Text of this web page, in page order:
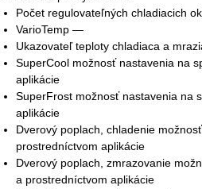
Počet regulovateľných chladiacich
VarioTemp —
Ukazovateľ teploty chladiaca a
SuperCool možnosť nastavenia na
aplikácie
SuperFrost možnosť nastavenia na
aplikácie
Dverový poplach, chladenie
prostredníctvom aplikácie
Dverový poplach, zmrazovanie
a prostredníctvom aplikácie